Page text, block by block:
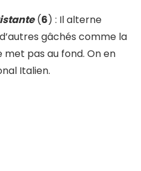
(6) : Il alterne
gâchés comme la
met pas au fond. On en
Italien.